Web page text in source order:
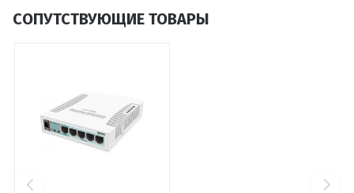
СОПУТСТВУЮЩИЕ ТОВАРЫ